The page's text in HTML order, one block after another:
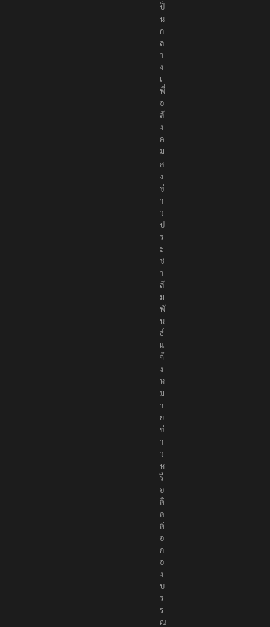
เ
ป็
น
ก
ล
า
ง
เ
พื่
อ
สั
ง
ค
ม
ส่
ง
ข่
า
ว
ป
ร
ะ
ช
า
สั
ม
พั
น
ธ์
แ
จ้
ง
ห
ม
า
ย
ข่
า
ว
ห
รื
อ
ติ
ด
ต่
อ
ก
อ
ง
บ
ร
ร